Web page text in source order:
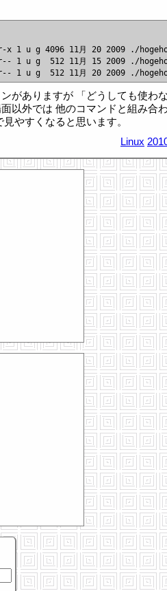
x 1 u g 4096 11月 20 2009 ./
1 u g  512 11月 15 2009 ./
がありますが 「どうしても使わ
以外では 他のコマンドと組み合
やすくなると思います。
Linux